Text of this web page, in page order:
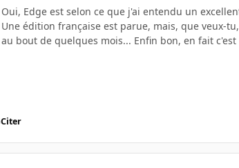
Oui, Edge est selon ce que j'ai entendu un
Une édition française est parue, mais, que veux-
au bout de quelques mois... Enfin bon, en fait
Citer